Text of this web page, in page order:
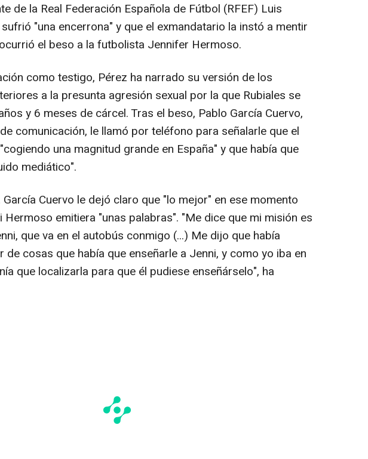
de la Real Federación Española de Fútbol (RFEF) Luis
"una encerrona" y que el exmandatario la instó a mentir
el beso a la futbolista Jennifer Hermoso.
como testigo, Pérez ha narrado su versión de los
a la presunta agresión sexual por la que Rubiales se
y 6 meses de cárcel. Tras el beso, Pablo García Cuervo,
comunicación, le llamó por teléfono para señalarle que el
una magnitud grande en España" y que había que
mediático".
García Cuervo le dejó claro que "lo mejor" en ese momento
Hermoso emitiera "unas palabras". "Me dice que mi misión es
que va en el autobús conmigo (...) Me dijo que había
de cosas que había que enseñarle a Jenni, y como yo iba en
que localizarla para que él pudiese enseñárselo", ha